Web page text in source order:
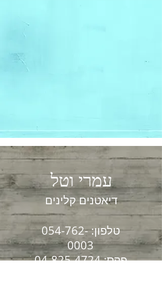
עמרי וטל
דיאטנים קלינים
טלפון:054-762-
0003
פקס:04-825-4724